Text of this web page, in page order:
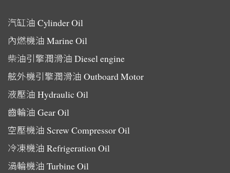
汽缸油 Cylinder Oil
內燃機油 Marine Oil
柴油引擎潤滑油 Diesel engine
舷外機引擎潤滑油 Outboard Motor
液壓油 Hydraulic Oil
齒輪油 Gear Oil
空壓機油 Screw Compressor Oil
冷凍機油 Refrigeration Oil
渦輪機油 Turbine Oil